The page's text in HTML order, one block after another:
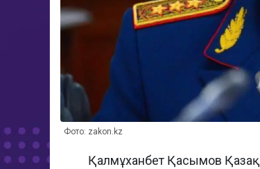
Фото: zakon.kz
Қалмұханбет Қасымов